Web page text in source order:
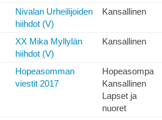
Nivalan Urheilijoiden
hiihdot (V)
Kansallinen
XX Mika Myllylän
hiihdot (V)
Kansallinen
Hopeasomman
viestit 2017
Hopeasompa
Kansallinen
Lapset ja
nuoret